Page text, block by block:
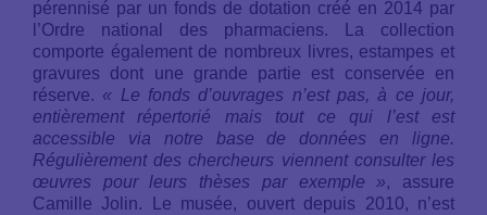
pérennisé par un fonds de dotation créé en 2014 par
l’Ordre national des pharmaciens. La collection
comporte également de nombreux livres, estampes et
gravures dont une grande partie est conservée en
réserve. « Le fonds d’ouvrages n’est pas, à ce jour,
entièrement répertorié mais tout ce qui l’est est
accessible via notre base de données en ligne.
Régulièrement des chercheurs viennent consulter les
œuvres pour leurs thèses par exemple », assure
Camille Jolin. Le musée, ouvert depuis 2010, n’est